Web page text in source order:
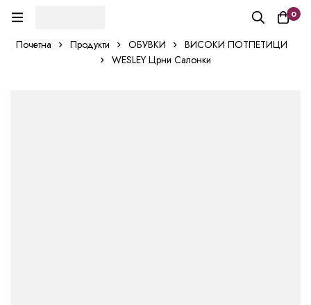
0
Почетна Продукти ОБУВКИ
ВИСОКИ ПОТПЕТИЦИ
WESLEY Црни Салонки